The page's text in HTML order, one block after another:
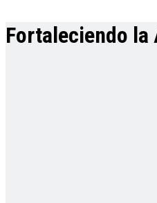
Fortaleciendo la